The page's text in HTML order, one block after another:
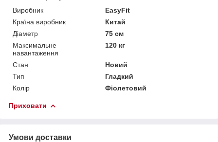
Виробник
EasyFit
Країна виробник
Китай
Діаметр
75 см
Максимальне
навантаження
120 кг
Стан
Новий
Тип
Гладкий
Колір
Фіолетовий
Приховати
Умови доставки